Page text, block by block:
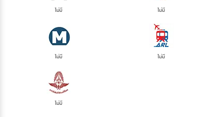
ไม่มี ไม่มี
ไม่มี ไม่มี
ไม่มี